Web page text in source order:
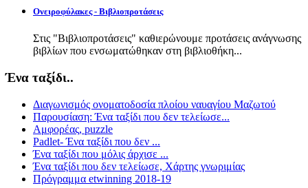
Ονειροφύλακες - Βιβλιοπροτάσεις
Στις "Βιβλιοπροτάσεις" καθιερώνουμε προτάσεις ανάγνωσης
βιβλίων που ενσωματώθηκαν στη βιβλιοθήκη...
Ένα ταξίδι..
Διαγωνισμός ονοματοδοσία πλοίου ναυαγίου Μαζωτού
Παρουσίαση: Ένα ταξίδι που δεν τελείωσε...
Αμφορέας, puzzle
Padlet- Ένα ταξίδι που δεν ...
Ένα ταξίδι που μόλις άρχισε ...
Ένα ταξίδι που δεν τελείωσε, Χάρτης γνωριμίας
Πρόγραμμα etwinning 2018-19